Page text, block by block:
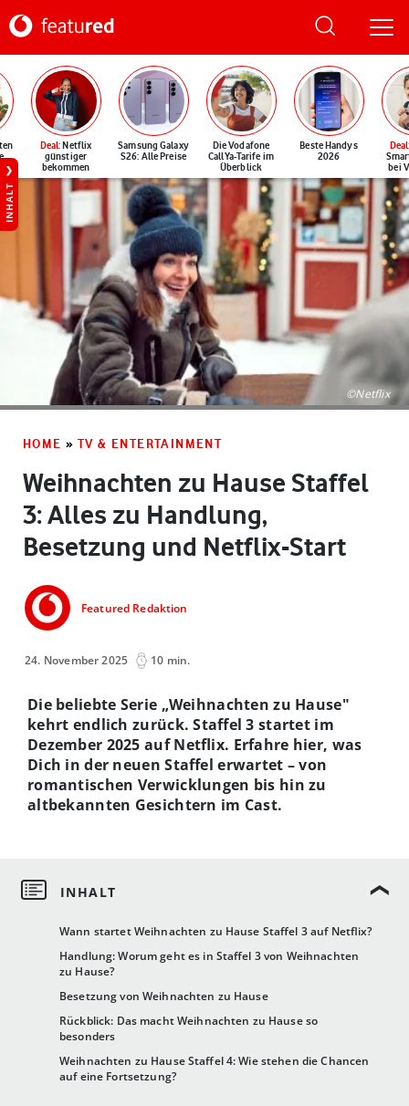
Deal: Netflix
günstiger
bekommen
Samsung Galaxy
S26: Alle Preise
Die Vodafone
CallYa-Tarife im
Überblick
Beste Handys
2026
Deal
bei
INHALT
©Netflix
HOME » TV & ENTERTAINMENT
Weihnachten zu Hause Staffel
3: Alles zu Handlung,
Besetzung und Netflix-Start
Featured Redaktion
24. November 2025 10 min.
Wann startet Weihnachten zu Hause Staffel 3 auf Netflix?
Handlung: Worum geht es in Staffel 3 von Weihnachten
zu Hause?
Besetzung von Weihnachten zu Hause
Rückblick: Das macht Weihnachten zu Hause so
besonders
Weihnachten zu Hause Staffel 4: Wie stehen die Chancen
auf eine Fortsetzung?
Die beliebte Serie „Weihnachten zu Hause"
kehrt endlich zurück. Staffel 3 startet im
Dezember 2025 auf Netflix. Erfahre hier, was
Dich in der neuen Staffel erwartet – von
romantischen Verwicklungen bis hin zu
altbekannten Gesichtern im Cast.